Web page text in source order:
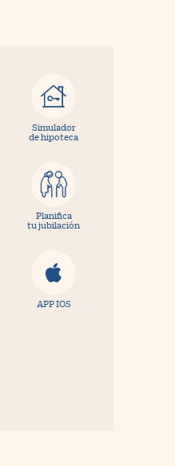
Simulador
de hipoteca
Planifica
tu jubilación
APP IOS